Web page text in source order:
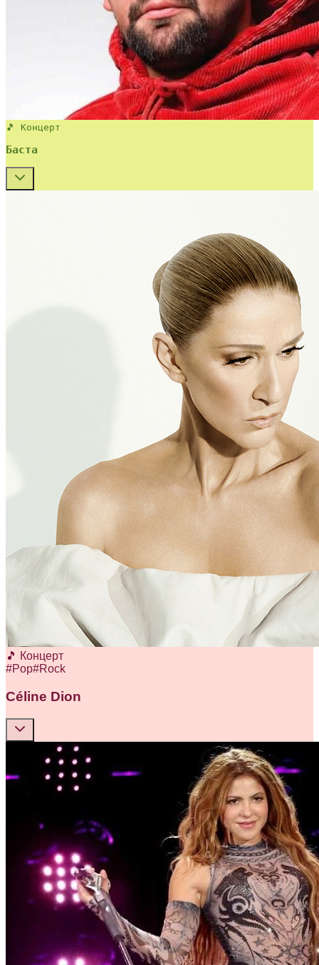
🎵 Концерт
Баста
🎵 Концерт
#Pop#Rock
Céline Dion